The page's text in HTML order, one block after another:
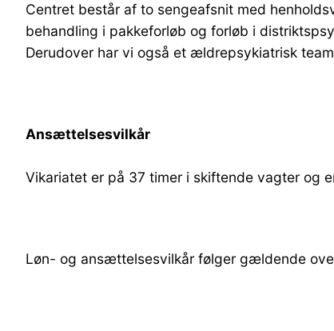
Centret består af to sengeafsnit med
behandling i pakkeforløb og forløb i
Derudover har vi også et ældrepsykiatrisk
Ansættelsesvilkår
Vikariatet er på 37 timer i skiftende vagter og
Løn- og ansættelsesvilkår følger gældende